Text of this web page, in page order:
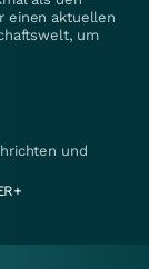
einen aktuellen
um
und